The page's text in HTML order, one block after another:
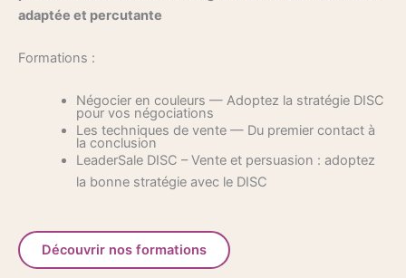
adaptée et percutante
Formations :
Négocier en couleurs — Adoptez la stratégie DISC
pour vos négociations
Les techniques de vente — Du premier contact à
la conclusion
LeaderSale DISC – Vente et persuasion : adoptez
la bonne stratégie avec le DISC
Découvrir nos formations